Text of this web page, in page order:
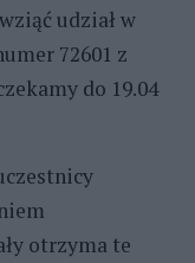
udział w
72601 z
do 19.04
otrzyma te